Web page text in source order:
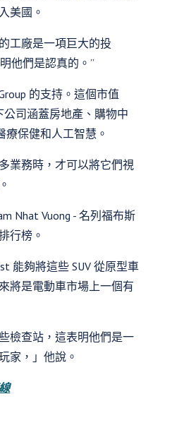
美國。
工廠是一項巨大的投
他們是認真的。”
的支持。這個市值
司涵蓋房地產、購物中
保健和人工智慧。
業務時，才可以將它們視
Nhat Vuong - 名列福布斯
行榜。
能夠將這些 SUV 從原型車
將是電動車市場上一個有
檢查站，這表明他們是一
家，」他說。